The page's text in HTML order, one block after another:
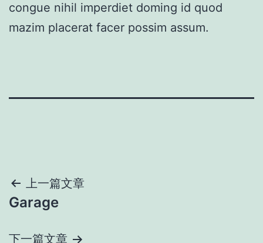
congue nihil imperdiet doming id quod
mazim placerat facer possim assum.
上一篇文章
Garage
下一篇文章